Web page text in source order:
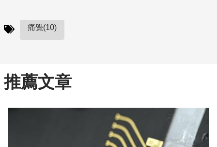
痛覺(10)
推薦文章